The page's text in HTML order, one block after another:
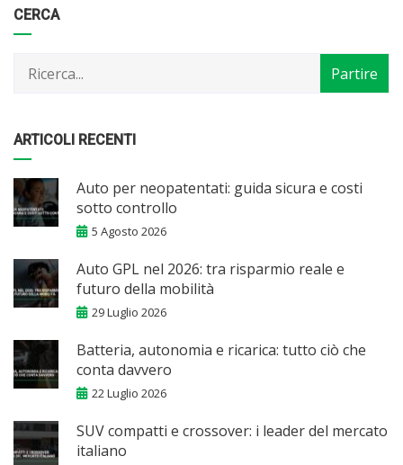
CERCA
ARTICOLI RECENTI
Auto per neopatentati: guida sicura e costi
sotto controllo
5 Agosto 2026
Auto GPL nel 2026: tra risparmio reale e
futuro della mobilità
29 Luglio 2026
Batteria, autonomia e ricarica: tutto ciò che
conta davvero
22 Luglio 2026
SUV compatti e crossover: i leader del mercato
italiano
Categorie
Articoli
per